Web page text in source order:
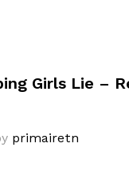
Girls Lie –
primairetn